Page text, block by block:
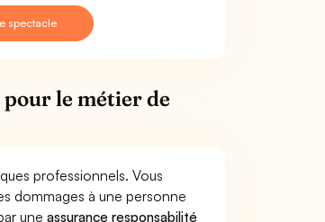
spectacle
le métier de
professionnels. Vous
dommages à une personne
uneassurance responsabilité